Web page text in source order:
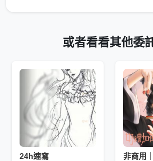
或者看看其他委
24h速寫